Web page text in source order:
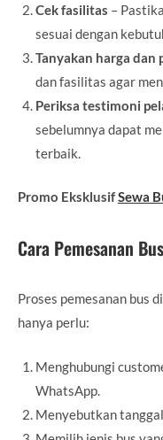
Cek fasilitas –
sesuai dengan
Tanyakan harga dan
dan fasilitas agar
Periksa testimoni
sebelumnya dapat
terbaik.
Promo EksklusifSewa
Cara Pemesanan
Proses pemesanan bus
hanya perlu:
Menghubungi
WhatsApp.
Menyebutkan